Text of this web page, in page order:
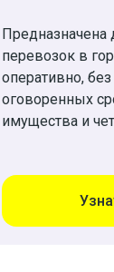
Предназначена
перевозок в
оперативно,
оговоренных
имущества и